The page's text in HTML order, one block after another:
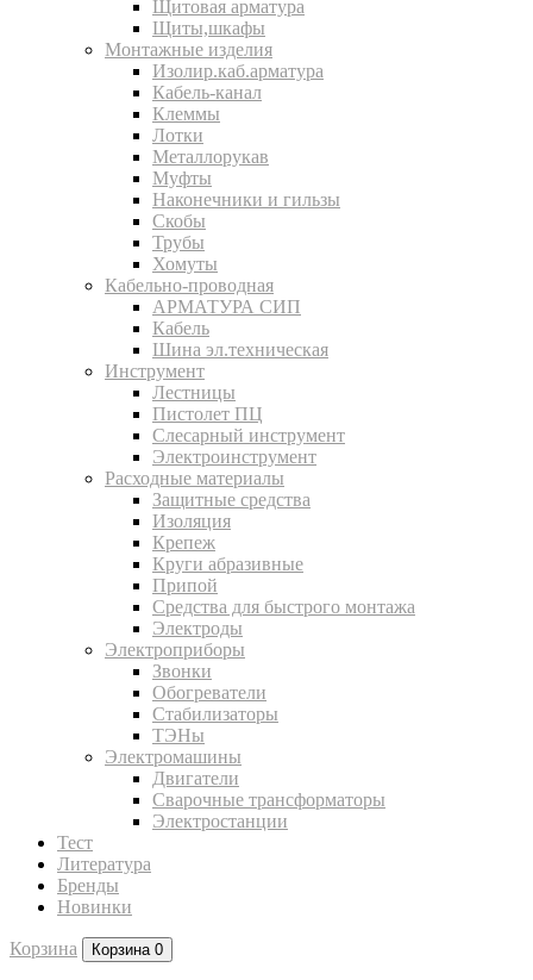
Щитовая арматура
Щиты,шкафы
Монтажные изделия
Изолир.каб.арматура
Кабель-канал
Клеммы
Лотки
Металлорукав
Муфты
Наконечники и гильзы
Скобы
Трубы
Хомуты
Кабельно-проводная
АРМАТУРА СИП
Кабель
Шина эл.техническая
Инструмент
Лестницы
Пистолет ПЦ
Слесарный инструмент
Электроинструмент
Расходные материалы
Защитные средства
Изоляция
Крепеж
Круги абразивные
Припой
Средства для быстрого монтажа
Электроды
Электроприборы
Звонки
Обогреватели
Стабилизаторы
ТЭНы
Электромашины
Двигатели
Сварочные трансформаторы
Электростанции
Тест
Литература
Бренды
Новинки
Корзина Корзина 0